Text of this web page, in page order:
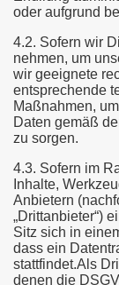
oder aufgrund
4.2. Sofern wir
nehmen, um
wir geeignete
entsprechende
Maßnahmen,
Daten gemäß
zu sorgen.
4.3. Sofern im
Inhalte,
Anbietern
„Drittanbieter“)
Sitz sich in
dass ein
stattfindet.Als
denen die